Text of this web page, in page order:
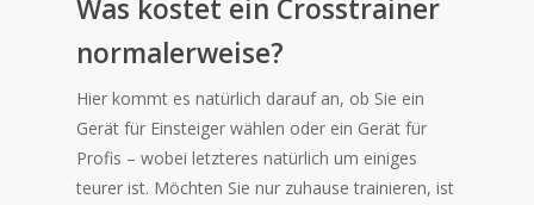
Was kostet ein Crosstrainer
normalerweise?
Hier kommt es natürlich darauf an, ob Sie ein
Gerät für Einsteiger wählen oder ein Gerät für
Profis – wobei letzteres natürlich um einiges
teurer ist. Möchten Sie nur zuhause trainieren, ist